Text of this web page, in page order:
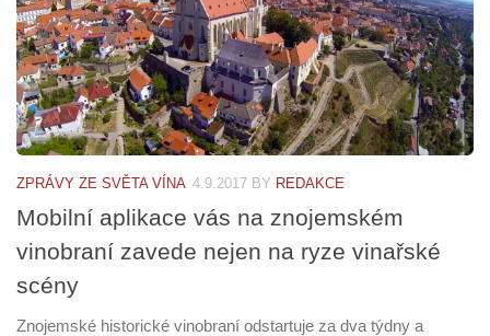
ZPRÁVY ZE SVĚTA VÍNA 4.9.2017 BY REDAKCE
Mobilní aplikace vás na znojemském
vinobraní zavede nejen na ryze vinařské
scény
Znojemské historické vinobraní odstartuje za dva týdny a